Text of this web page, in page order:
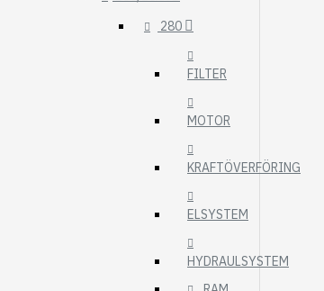
280
FILTER
MOTOR
KRAFTÖVERFÖRING
ELSYSTEM
HYDRAULSYSTEM